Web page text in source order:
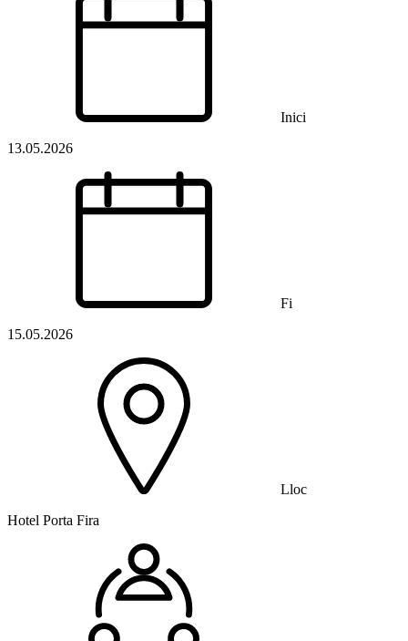
Inici
13.05.2026
Fi
15.05.2026
Lloc
Hotel Porta Fira